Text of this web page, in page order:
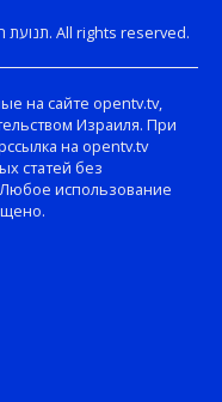
Copyright © Открытый телеканал. תנועת הערבות. All rights reserved.
на сайте opentv.tv,
Израиля. При
на opentv.tv
статей без
использование